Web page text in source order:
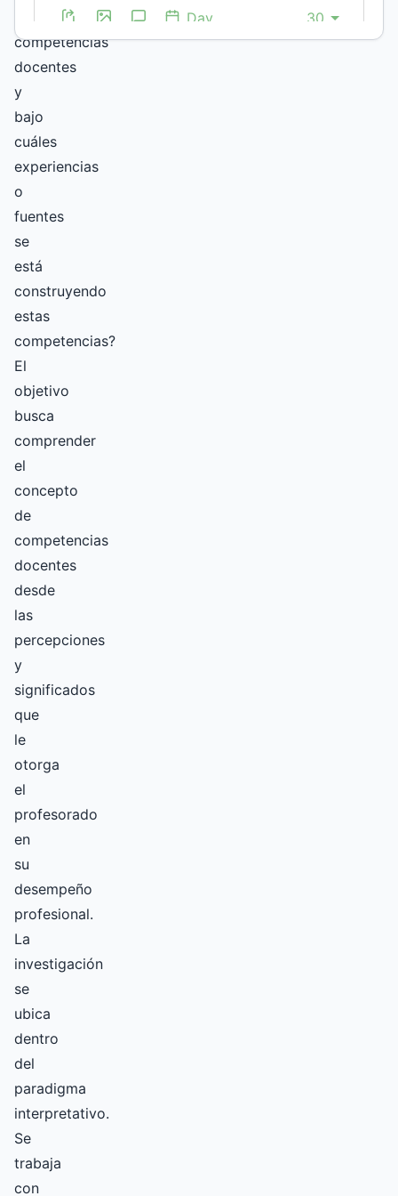
competencias
docentes
y
bajo
cuáles
experiencias
o
fuentes
se
está
construyendo
estas
competencias?
El
objetivo
busca
comprender
el
concepto
de
competencias
docentes
desde
las
percepciones
y
significados
que
le
otorga
el
profesorado
en
su
desempeño
profesional.
La
investigación
se
ubica
dentro
del
paradigma
interpretativo.
Se
trabaja
con